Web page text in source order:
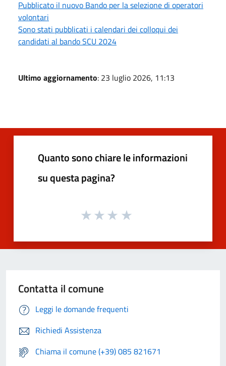
Pubblicato il nuovo Bando per la selezione di operatori
volontari
Sono stati pubblicati i calendari dei colloqui dei
candidati al bando SCU 2024
Ultimo aggiornamento: 23 luglio 2026, 11:13
Quanto sono chiare le informazioni
su questa pagina?
Contatta il comune
Leggi le domande frequenti
Richiedi Assistenza
Chiama il comune (+39) 085 821671